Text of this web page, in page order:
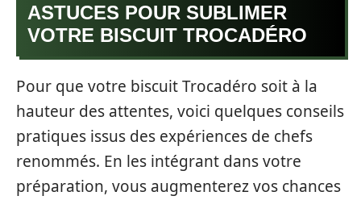
ASTUCES POUR SUBLIMER
VOTRE BISCUIT TROCADÉRO
Pour que votre biscuit Trocadéro soit à la
hauteur des attentes, voici quelques conseils
pratiques issus des expériences de chefs
renommés. En les intégrant dans votre
préparation, vous augmenterez vos chances